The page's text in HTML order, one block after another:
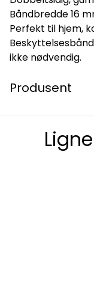
Båndbredde 16
Perfekt til hjem,
ikke nødvendig.
Produsent